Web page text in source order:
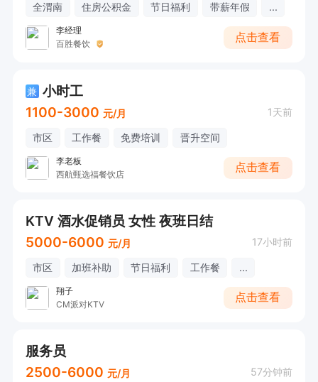
全渭南 住房公积金 节日福利 带薪年假 ...
李经理
百胜餐饮
点击查看
兼 小时工
1100-3000 元/月 1天前
市区 工作餐 免费培训 晋升空间
李老板
西航甄选福餐饮店
点击查看
KTV 酒水促销员 女性 夜班日结
5000-6000 元/月 17小时前
市区 加班补助 节日福利 工作餐 ...
翔子
CM派对KTV
点击查看
服务员
2500-6000 元/月 57分钟前